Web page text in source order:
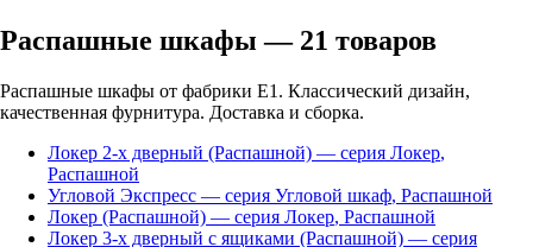
Распашные шкафы — 21 товаров
Распашные шкафы от фабрики Е1. Классический дизайн,
качественная фурнитура. Доставка и сборка.
Локер 2-х дверный (Распашной) — серия Локер,
Распашной
Угловой Экспресс — серия Угловой шкаф, Распашной
Локер (Распашной) — серия Локер, Распашной
Локер 3-х дверный с ящиками (Распашной) — серия